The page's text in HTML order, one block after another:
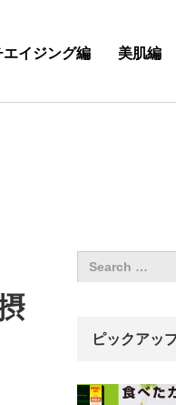
エイジング編 美肌編
ピックアッ